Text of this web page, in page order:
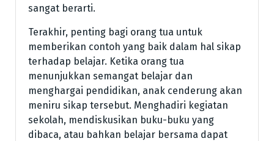
sangat berarti.
Terakhir, penting bagi orang tua untuk
memberikan contoh yang baik dalam hal sikap
terhadap belajar. Ketika orang tua
menunjukkan semangat belajar dan
menghargai pendidikan, anak cenderung akan
meniru sikap tersebut. Menghadiri kegiatan
sekolah, mendiskusikan buku-buku yang
dibaca, atau bahkan belajar bersama dapat